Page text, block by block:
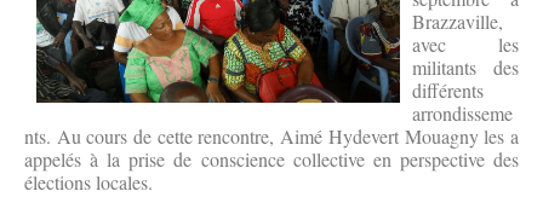
Brazzaville,
avec les
militants des
différents
arrondisseme
nts. Au cours de cette rencontre, Aimé Hydevert Mouagny les a
appelés à la prise de conscience collective en perspective des
élections locales.